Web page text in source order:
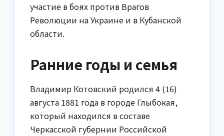
участие в боях против Врагов
Революции на Украине и в Кубанской
области.
Ранние годы и семья
Владимир Котовский родился 4 (16)
августа 1881 года в городе Глыбокая,
который находился в составе
Черкасской губернии Российской